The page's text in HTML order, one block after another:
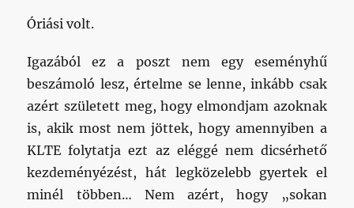
Óriási volt.
Igazából ez a poszt nem egy eseményhű
beszámoló lesz, értelme se lenne, inkább csak
azért született meg, hogy elmondjam azoknak
is, akik most nem jöttek, hogy amennyiben a
KLTE folytatja ezt az eléggé nem dicsérhető
kezdeményézést, hát legközelebb gyertek el
minél többen… Nem azért, hogy „sokan